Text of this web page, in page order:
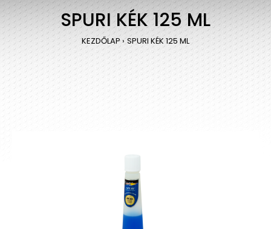
SPURI KÉK 125 ML
KEZDŐLAP SPURI KÉK 125 ML